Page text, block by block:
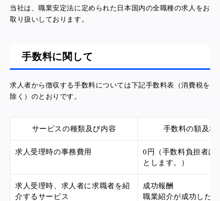
当社は、職業安定法に定められた日本国内の全職種の求人をお
取り扱いしております。
手数料に関して
求人者から徴収する手数料については下記手数料表（消費税を
除く）のとおりです。
サービスの種類及び内容 手数料の額及び
求人受理時の事務費用
0円（手数料負担者
とします。）
求人受理時、求人者に求職者を紹
介するサービス
成功報酬
職業紹介が成功した